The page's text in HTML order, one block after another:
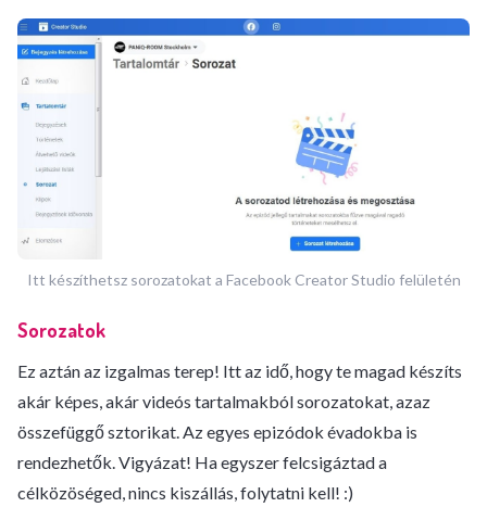
Itt készíthetsz sorozatokat a Facebook Creator Studio felületén
Sorozatok
Ez aztán az izgalmas terep! Itt az idő, hogy te magad készíts
akár képes, akár videós tartalmakból sorozatokat, azaz
összefüggő sztorikat. Az egyes epizódok évadokba is
rendezhetők. Vigyázat! Ha egyszer felcsigáztad a
célközöséged, nincs kiszállás, folytatni kell! :)